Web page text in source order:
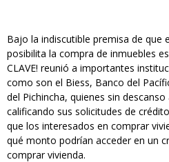
Bajo la indiscutible premisa de que
posibilita la compra de inmuebles
CLAVE! reunió a importantes
como son el Biess, Banco del
del Pichincha, quienes sin
calificando sus solicitudes de
que los interesados en comprar
qué monto podrían acceder en un
comprar vivienda.